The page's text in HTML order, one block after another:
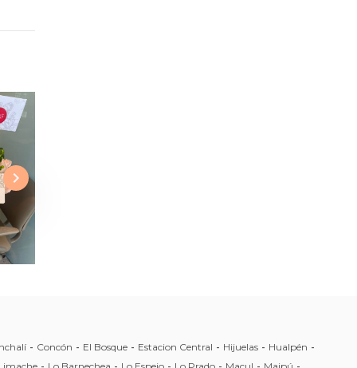
- Concón - El Bosque - Estacion Central - Hijuelas - Hualpén -